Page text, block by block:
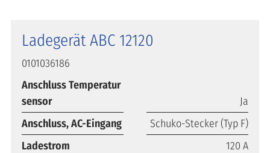
Ladegerät ABC 12120
0101036186
Anschluss Temperatur
sensor
Ja
Anschluss, AC-Eingang
Schuko-Stecker (Typ F)
Ladestrom
120 A